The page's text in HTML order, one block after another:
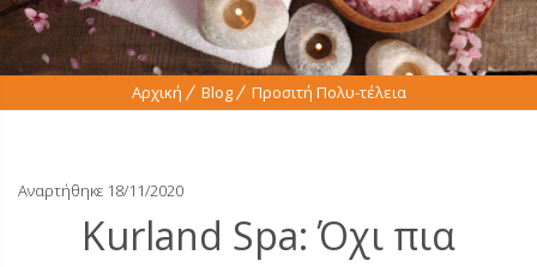
Αρχική Blog Προσιτή Πολυ-τέλεια
Αναρτήθηκε 18/11/2020
Kurland Spa: Όχι πια